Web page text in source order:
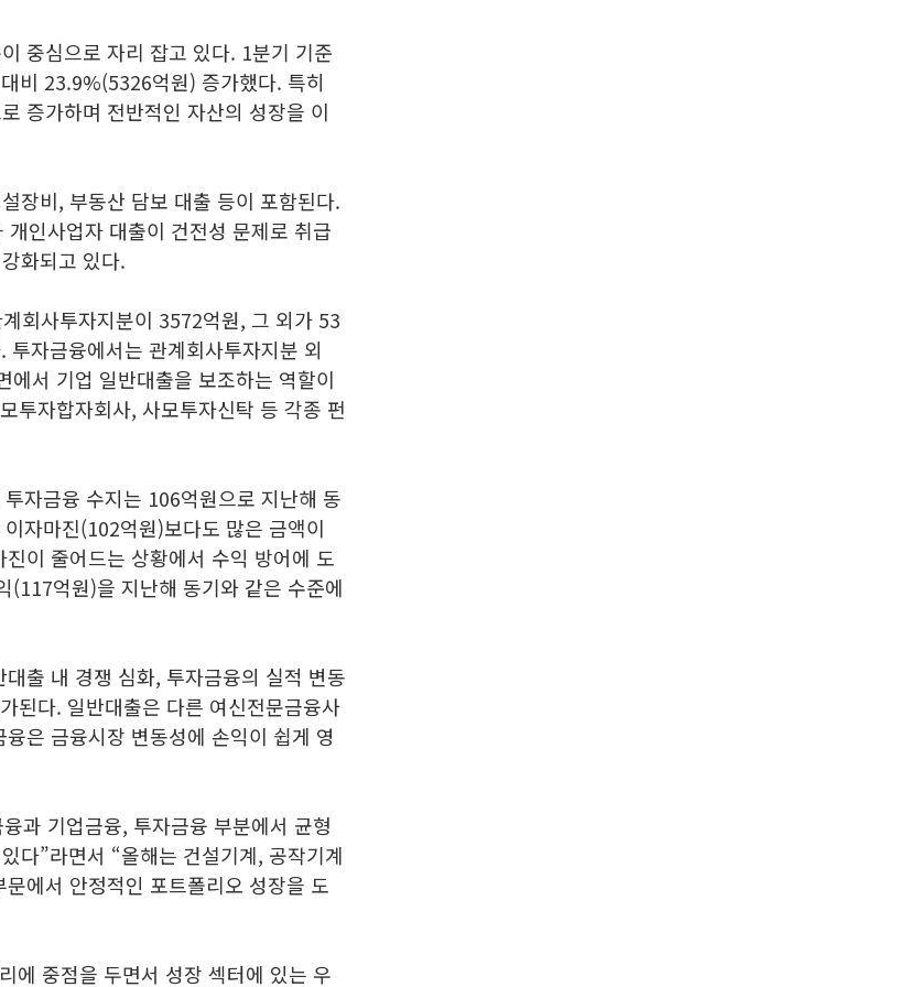
중심으로 자리 잡고 있다. 1분기 기준
비 23.9%(5326억원) 증가했다. 특히
증가하며 전반적인 자산의 성장을 이
장비, 부동산 담보 대출 등이 포함된다.
인사업자 대출이 건전성 문제로 취급
화되고 있다.
회사투자지분이 3572억원, 그 외가 53
자금융에서는 관계회사투자지분 외
서 기업 일반대출을 보조하는 역할이
투자합자회사, 사모투자신탁 등 각종 펀
자금융 수지는 106억원으로 지난해 동
자마진(102억원)보다도 많은 금액이
이 줄어드는 상황에서 수익 방어에 도
(117억원)을 지난해 동기와 같은 수준에
출 내 경쟁 심화, 투자금융의 실적 변동
된다. 일반대출은 다른 여신전문금융사
은 금융시장 변동성에 손익이 쉽게 영
과 기업금융, 투자금융 부분에서 균형
다”라면서 “올해는 건설기계, 공작기계
에서 안정적인 포트폴리오 성장을 도
에 중점을 두면서 성장 섹터에 있는 우